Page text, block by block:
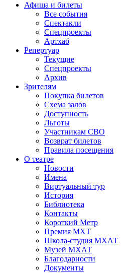
Афиша и билеты
Все события
Спектакли
Спецпроекты
Артхаб
Репертуар
Текущие
Спецпроекты
Архив
Зрителям
Покупка билетов
Схема залов
Доступность
Льготы
Участникам СВО
Возврат билетов
Правила посещения
О театре
Новости
Имена
Виртуальный тур
История
Библиотека
Контакты
Короткий Метр
Премия МХТ
Школа-студия МХАТ
Музей МХАТ
Благодарности
Документы